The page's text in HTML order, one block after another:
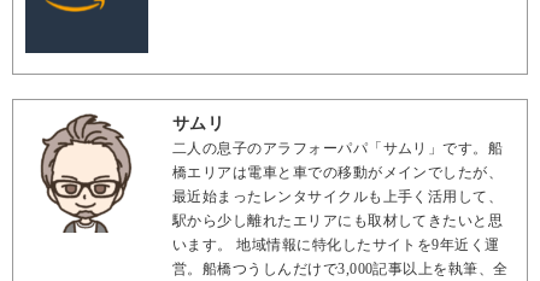
サムリ
二人の息子のアラフォーパパ「サムリ」です。船
橋エリアは電車と車での移動がメインでしたが、
最近始まったレンタサイクルも上手く活用して、
駅から少し離れたエリアにも取材してきたいと思
います。 地域情報に特化したサイトを9年近く運
営。船橋つうしんだけで3,000記事以上を執筆、全